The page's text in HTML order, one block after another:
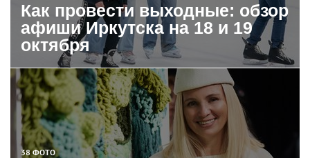
Как провести выходные: обзор
афиши Иркутска на 18 и 19
октября
38 ФОТО